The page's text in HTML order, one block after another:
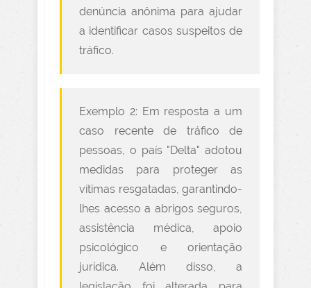
denúncia anônima para ajudar
a identificar casos suspeitos de
tráfico.
Exemplo 2: Em resposta a um
caso recente de tráfico de
pessoas, o país "Delta" adotou
medidas para proteger as
vítimas resgatadas, garantindo-
lhes acesso a abrigos seguros,
assistência médica, apoio
psicológico e orientação
jurídica. Além disso, a